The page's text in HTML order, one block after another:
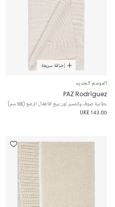
إضافة سريعة
الموسم الجديد
PAZ Rodríguez
بطانية صوف وكشمير لون بيج للأطفال الرضع (98 سم)
UK£ 143.00